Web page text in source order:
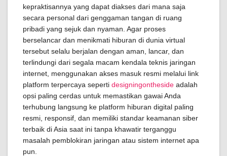
kepraktisannya yang dapat diakses dari mana saja
secara personal dari genggaman tangan di ruang
pribadi yang sejuk dan nyaman. Agar proses
berselancar dan menikmati hiburan di dunia virtual
tersebut selalu berjalan dengan aman, lancar, dan
terlindungi dari segala macam kendala teknis jaringan
internet, menggunakan akses masuk resmi melalui link
platform terpercaya seperti designingontheside adalah
opsi paling cerdas untuk memastikan gawai Anda
terhubung langsung ke platform hiburan digital paling
resmi, responsif, dan memiliki standar keamanan siber
terbaik di Asia saat ini tanpa khawatir terganggu
masalah pemblokiran jaringan atau sistem internet apa
pun.